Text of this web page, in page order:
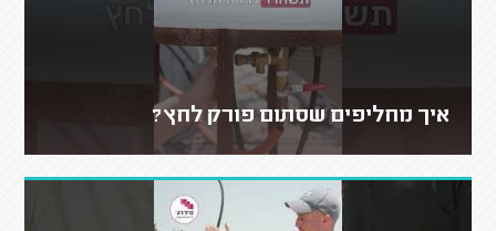
איך מחליפים שסתום פורק לחץ?